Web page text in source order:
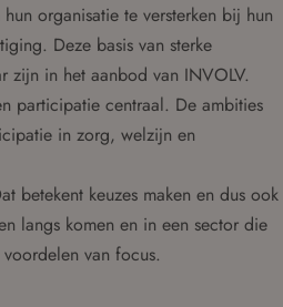
organisatie te versterken bij hun
Deze basis van sterke
zijn in het aanbod van INVOLV.
participatie centraal. De ambities
in zorg, welzijn en
betekent keuzes maken en dus ook
langs komen en in een sector die
van focus.